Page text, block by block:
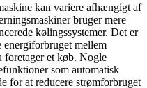
kan variere afhængigt af
bruger mere
kølingssystemer. Det er
energiforbruget mellem
foretager et køb. Nogle
som automatisk
for at reducere strømforbruget